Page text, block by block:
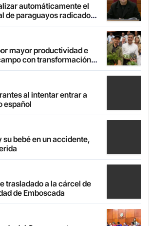
automáticamente el
de paraguayos radicados
mayor productividad e
con transformación
familiar
al intentar entrar a
español
su bebé en un accidente,
trasladado a la cárcel de
de Emboscada